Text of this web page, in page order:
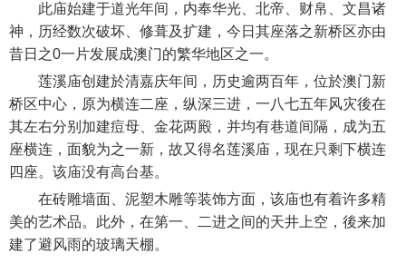
此庙始建于道光年间，内奉华光、北帝、财帛、文昌诸
神，历经数次破坏、修葺及扩建，今日其座落之新桥区亦由
昔日之0一片发展成澳门的繁华地区之一。
莲溪庙创建於清嘉庆年间，历史逾两百年，位於澳门新
桥区中心，原为横连二座，纵深三进，一八七五年风灾後在
其左右分别加建痘母、金花两殿，并均有巷道间隔，成为五
座横连，面貌为之一新，故又得名莲溪庙，现在只剩下横连
四座。该庙没有高台基。
在砖雕墙面、泥塑木雕等装饰方面，该庙也有着许多精
美的艺术品。此外，在第一、二进之间的天井上空，後来加
建了避风雨的玻璃天棚。